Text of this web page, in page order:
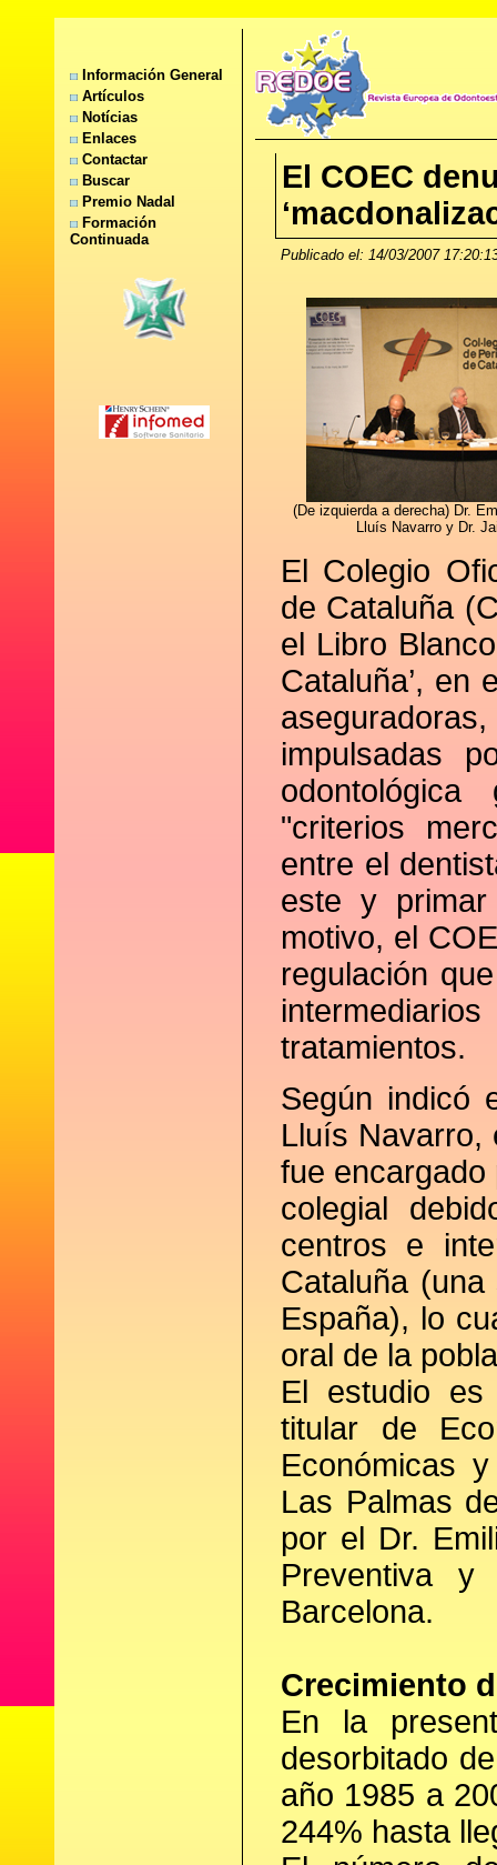
Información General
Artículos
Notícias
Enlaces
Contactar
Buscar
Premio Nadal
Formación
Continuada
El COEC
Publicado el: 14/03/2007
(De izquierda a derecha) Dr.
Lluís Navarro y Dr.
El Colegio
de Cataluña
el Libro
Cataluña’, en
impulsadas
"criterios
entre el
este y primar
motivo, el
regulación
tratamientos.
Según indicó
Lluís Navarro,
fue encargado
colegial
centros e
Cataluña
España), lo
oral de la
El estudio es
titular de
Económicas
Las Palmas
por el Dr.
Preventiva y
Barcelona.
Crecimiento
En la
desorbitado
año 1985 a
244% hasta